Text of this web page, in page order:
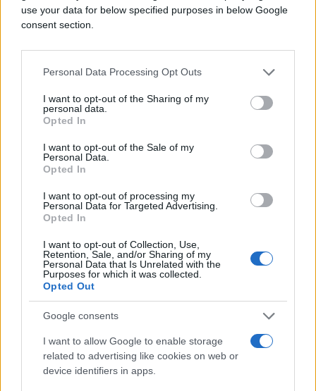
use your data for below specified purposes in below Google
consent section.
Personal Data Processing Opt Outs
I want to opt-out of the Sharing of my
personal data.
Opted In
I want to opt-out of the Sale of my
Personal Data.
Opted In
I want to opt-out of processing my
Personal Data for Targeted Advertising.
Opted In
I want to opt-out of Collection, Use,
Retention, Sale, and/or Sharing of my
Personal Data that Is Unrelated with the
Purposes for which it was collected.
Opted Out
Google consents
I want to allow Google to enable storage
related to advertising like cookies on web or
device identifiers in apps.
#policija #Gradiška #auto